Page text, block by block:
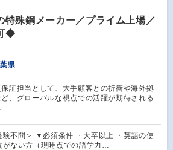
殊鋼メーカー／プライム上場／
◆
県
証担当として、大手顧客との折衝や海外拠
、グローバルな視点での活躍が期待される
験不問＞ ▼必須条件 ・大卒以上 ・英語の使
がない方（現時点での語学力…